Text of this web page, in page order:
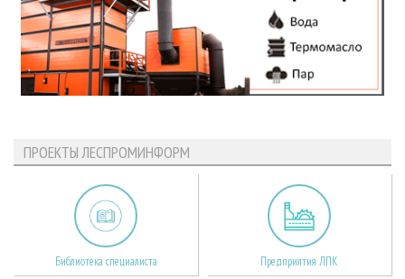
ПРОЕКТЫ ЛЕСПРОМИНФОРМ
Библиотека специалиста Предприятия ЛПК